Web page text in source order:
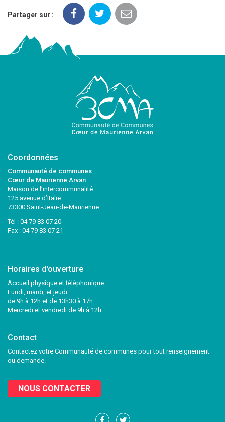
Partager sur :
Coordonnées
Communauté de communes
Cœur de Maurienne Arvan
Maison de l’intercommunalité
125 avenue d’Italie
73300 Saint-Jean-de-Maurienne
Tél : 04 79 83 07 20
Fax : 04 79 83 07 21
Horaires d'ouverture
Accueil physique et téléphonique :
Lundi, mardi, et jeudi
de 9h à 12h et de 13h30 à 17h.
Mercredi et vendredi de 9h à 12h.
Contact
Contactez votre Communauté de communes pour tout renseignement
ou demande.
NOUS CONTACTER